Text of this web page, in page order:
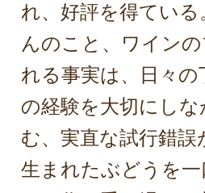
れ、好評を得てい
んのこと、ワイン
れる事実は、日々
の経験を大切にし
む、実直な試行錯
生まれたぶどうを